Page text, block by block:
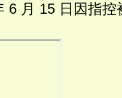
6 月 15 日因指控